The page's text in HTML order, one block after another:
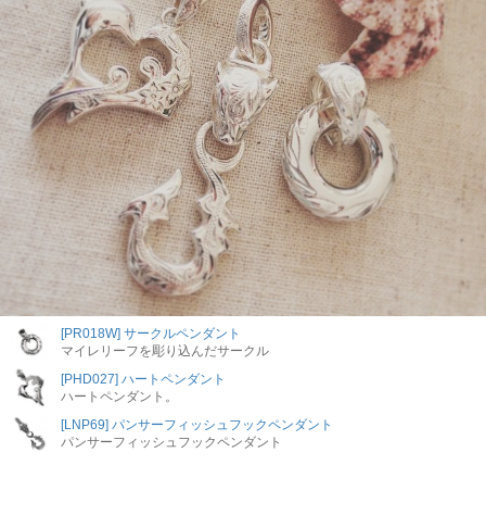
[PR018W] サークルペンダント
マイレリーフを彫り込んだサークル
[PHD027] ハートペンダント
ハートペンダント。
[LNP69] パンサーフィッシュフックペンダント
パンサーフィッシュフックペンダント